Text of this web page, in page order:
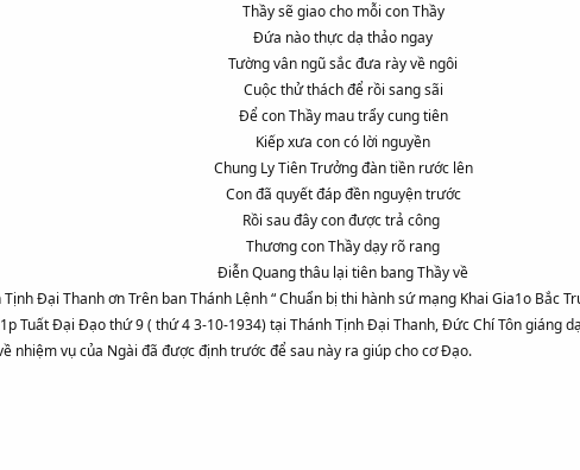
Thầy sẽ giao cho mỗi con Thầy
Đứa nào thực dạ thảo ngay
Tường vân ngũ sắc đưa rày về ngôi
Cuộc thử thách để rồi sang sãi
Để con Thầy mau trẩy cung tiên
Kiếp xưa con có lời nguyền
Chung Ly Tiên Trưởng đàn tiền rước lên
Con đã quyết đáp đền nguyện trước
Rồi sau đây con được trả công
Thương con Thầy dạy rõ rang
Điễn Quang thâu lại tiên bang Thầy về
Đại Thanh ơn Trên ban Thánh Lệnh “ Chuẩn bị thi hành sứ mạng Khai Gia1o Bắc
Tuất Đại Đạo thứ 9 ( thứ 4 3-10-1934) tại Thánh Tịnh Đại Thanh, Đức Chí Tôn giáng
nhiệm vụ của Ngài đã được định trước để sau này ra giúp cho cơ Đạo.